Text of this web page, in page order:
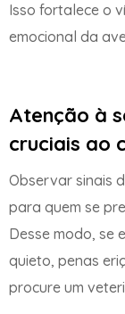
Isso fortalece o
emocional da
Atenção à
cruciais ao
Observar sinais
para quem se
Desse modo, se
quieto, penas
procure um